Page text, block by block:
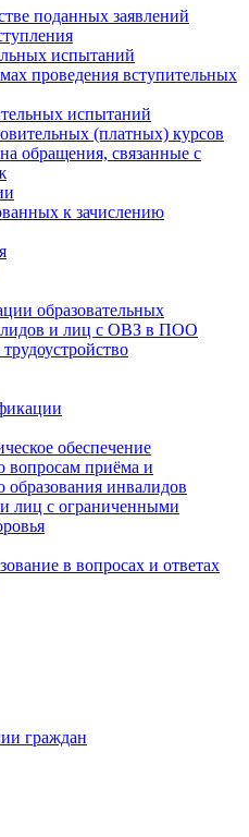
поданных заявлений
испытаний
проведения вступительных
испытаний
(платных) курсов
обращения, связанные с
к зачислению
образовательных
и лиц с ОВЗ в ПОО
обеспечение
вопросам приёма и
образования инвалидов
и лиц с ограниченными
в вопросах и ответах
граждан